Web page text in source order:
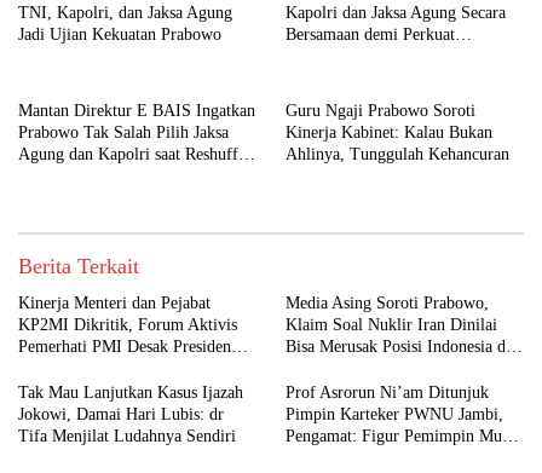
TNI, Kapolri, dan Jaksa Agung
Jadi Ujian Kekuatan Prabowo
Kapolri dan Jaksa Agung Secara
Bersamaan demi Perkuat
Mantan Direktur E BAIS Ingatkan
Prabowo Tak Salah Pilih Jaksa
Agung dan Kapolri saat Reshuffle
Guru Ngaji Prabowo Soroti
Kinerja Kabinet: Kalau Bukan
Ahlinya, Tunggulah Kehancuran
Berita Terkait
Kinerja Menteri dan Pejabat
KP2MI Dikritik, Forum Aktivis
Pemerhati PMI Desak Presiden
Media Asing Soroti Prabowo,
Klaim Soal Nuklir Iran Dinilai
Bisa Merusak Posisi Indonesia di
Tak Mau Lanjutkan Kasus Ijazah
Jokowi, Damai Hari Lubis: dr
Tifa Menjilat Ludahnya Sendiri
Prof Asrorun Ni’am Ditunjuk
Pimpin Karteker PWNU Jambi,
Pengamat: Figur Pemimpin Muda